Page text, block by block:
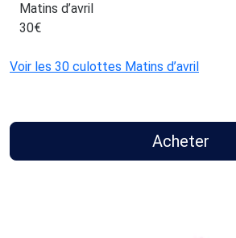
Matins d’avril
30€
Voir les 30 culottes Matins d’avril
Acheter